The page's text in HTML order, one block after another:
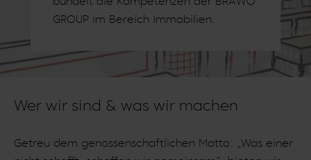
GROUP im Bereich Immobilien.
Wer wir sind & was wir machen
Getreu dem genossenschaftlichen Motto: „Was einer